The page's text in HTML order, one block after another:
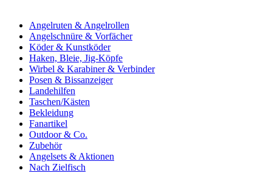
Angelruten & Angelrollen
Angelschnüre & Vorfächer
Köder & Kunstköder
Haken, Bleie, Jig-Köpfe
Wirbel & Karabiner & Verbinder
Posen & Bissanzeiger
Landehilfen
Taschen/Kästen
Bekleidung
Fanartikel
Outdoor & Co.
Zubehör
Angelsets & Aktionen
Nach Zielfisch